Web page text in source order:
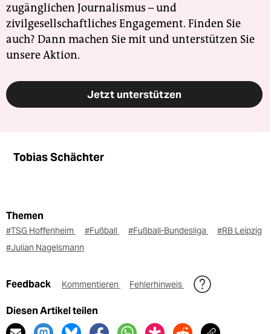
zugänglichen Journalismus – und
zivilgesellschaftliches Engagement. Finden Sie
auch? Dann machen Sie mit und unterstützen Sie
unsere Aktion.
Jetzt unterstützen
Tobias Schächter
Themen
#TSG Hoffenheim #Fußball #Fußball-Bundesliga
#RB Leipzig
#Julian Nagelsmann
Feedback Kommentieren Fehlerhinweis
Diesen Artikel teilen